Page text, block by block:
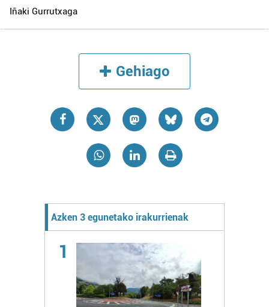
Iñaki Gurrutxaga
Gehiago
Azken 3 egunetako irakurrienak
1